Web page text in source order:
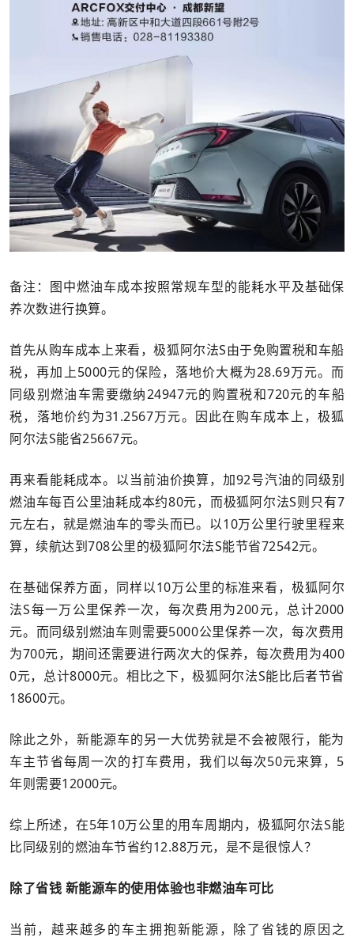
备注：图中燃油车成本按照常规车型的能耗水平及基础保
养次数进行换算。
首先从购车成本上来看，极狐阿尔法S由于免购置税和车船
税，再加上5000元的保险，落地价大概为28.69万元。而
同级别燃油车需要缴纳24947元的购置税和720元的车船
税，落地价约为31.2567万元。因此在购车成本上，极狐
阿尔法S能省25667元。
再来看能耗成本。以当前油价换算，加92号汽油的同级别
燃油车每百公里油耗成本约80元，而极狐阿尔法S则只有7
元左右，就是燃油车的零头而已。以10万公里行驶里程来
算，续航达到708公里的极狐阿尔法S能节省72542元。
在基础保养方面，同样以10万公里的标准来看，极狐阿尔
法S每一万公里保养一次，每次费用为200元，总计2000
元。而同级别燃油车则需要5000公里保养一次，每次费用
为700元，期间还需要进行两次大的保养，每次费用为400
0元，总计8000元。相比之下，极狐阿尔法S能比后者节省
18600元。
除此之外，新能源车的另一大优势就是不会被限行，能为
车主节省每周一次的打车费用，我们以每次50元来算，5
年则需要12000元。
综上所述，在5年10万公里的用车周期内，极狐阿尔法S能
比同级别的燃油车节省约12.88万元，是不是很惊人？
除了省钱 新能源车的使用体验也非燃油车可比
当前，越来越多的车主拥抱新能源，除了省钱的原因之